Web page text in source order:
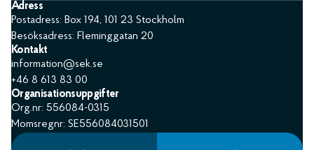
Adress
Postadress: Box 194, 101 23 Stockholm
Besöksadress: Fleminggatan 20
Kontakt
information@sek.se
+46 8 613 83 00
Organisationsuppgifter
Org.nr: 556084-0315
Momsregnr: SE556084031501